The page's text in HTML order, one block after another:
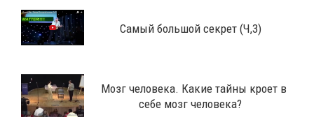
Самый большой секрет (Ч,3)
Мозг человека. Какие тайны кроет в
себе мозг человека?